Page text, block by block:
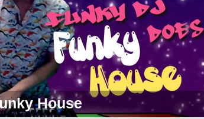
Soul Setje